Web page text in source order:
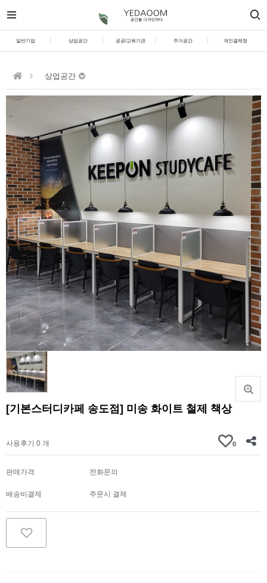
일반기업 상업공간 공공/교육기관 주거공간 개인결제창
상업공간
[기본스터디카페 송도점] 미송 화이트 철제 책상
사용후기 0 개 0
판매가격 전화문의
배송비결제 주문시 결제